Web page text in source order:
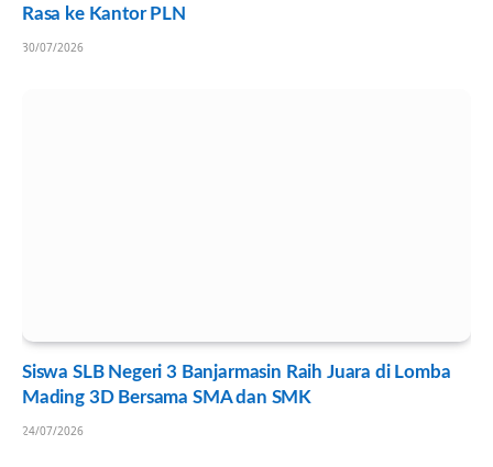
Rasa ke Kantor PLN
30/07/2026
Siswa SLB Negeri 3 Banjarmasin Raih Juara di Lomba
Mading 3D Bersama SMA dan SMK
24/07/2026